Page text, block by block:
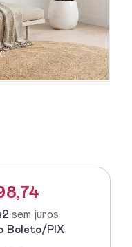
sem juros
Boleto/PIX